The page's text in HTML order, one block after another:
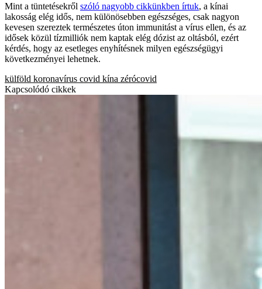
Mint a tüntetésekről szóló nagyobb cikkünkben írtuk, a kínai
lakosság elég idős, nem különösebben egészséges, csak nagyon
kevesen szereztek természetes úton immunitást a vírus ellen, és az
idősek közül tízmilliók nem kaptak elég dózist az oltásból, ezért
kérdés, hogy az esetleges enyhítésnek milyen egészségügyi
következményei lehetnek.
külföld koronavírus covid kína zérócovid
Kapcsolódó cikkek